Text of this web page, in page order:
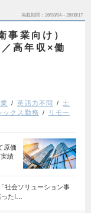
掲載期間 26/08/04～26/08/17
事業向け）
高年収×働
英語力不問
土
ックス勤務
リモー
原価
績
社会ソリューション事
ったI…